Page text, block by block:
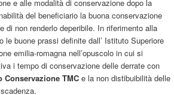
e alle modalità di conservazione dopo la
del beneficiario la buona conservazione
di non renderlo deperibile. In riferimento alla
le buone prassi definite dall’ Istituto Superiore
emilia-romagna nell’opuscolo in cui si
i tempo di conservazione delle derrate con
Conservazione TMC e la non distibuibilità delle